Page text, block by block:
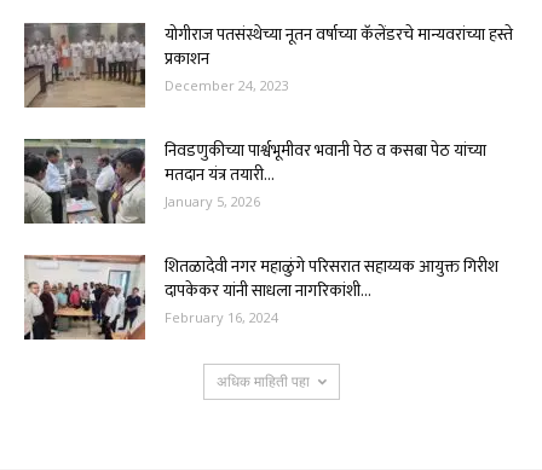
योगीराज पतसंस्थेच्या नूतन वर्षाच्या कॅलेंडरचे मान्यवरांच्या हस्ते
प्रकाशन
December 24, 2023
निवडणुकीच्या पार्श्वभूमीवर भवानी पेठ व कसबा पेठ यांच्या
मतदान यंत्र तयारी...
January 5, 2026
शितळादेवी नगर महाळुंगे परिसरात सहाय्यक आयुक्त गिरीश
दापकेकर यांनी साधला नागरिकांशी...
February 16, 2024
अधिक माहिती पहा